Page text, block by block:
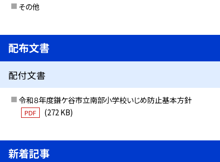
その他
配布文書
配付文書
令和８年度鎌ケ谷市立南部小学校いじめ防止基本方針
PDF (272 KB)
新着記事